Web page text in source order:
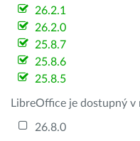
26.2.1
26.2.0
25.8.7
25.8.6
25.8.5
LibreOffice je dostupný v
26.8.0